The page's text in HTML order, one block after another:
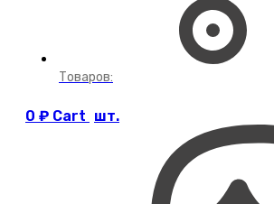
Товаров:
0 ₽ Cart